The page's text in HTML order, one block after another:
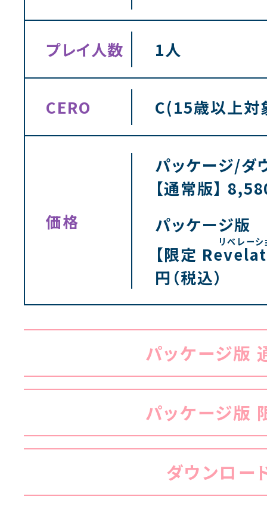
プレイ人数 1人
CERO C(15歳以上対
価格
パッケージ/ダ
【通常版】
パッケージ版
【限定
円（税込）
パッケージ版
パッケージ版
ダウンロー